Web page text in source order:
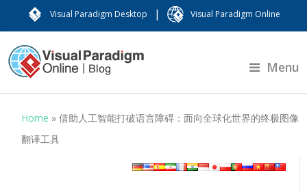
Visual Paradigm Desktop | Visual Paradigm Online
Menu
Home »借助人工智能打破语言障碍：面向全球化世界的终极图像
翻译工具